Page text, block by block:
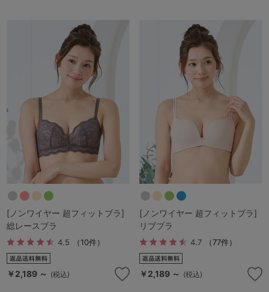
[ノンワイヤー 超フィットブラ]
総レースブラ
4.5 （10件）
￥2,189 ～ (税込)
[ノンワイヤー 超フィットブラ]
リブブラ
4.7 （77件）
￥2,189 ～ (税込)